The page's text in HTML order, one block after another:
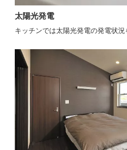
太陽光発電
キッチンでは太陽光発電の発電状況